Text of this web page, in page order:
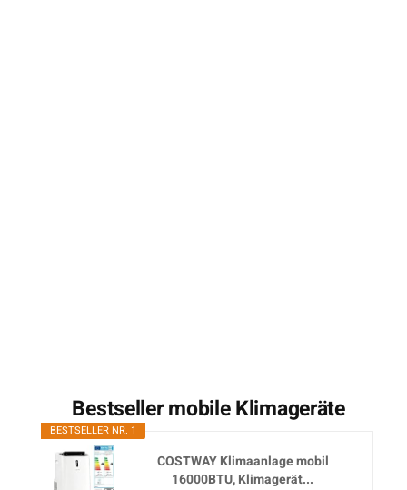
Bestseller mobile Klimageräte
BESTSELLER NR. 1
COSTWAY Klimaanlage mobil
16000BTU, Klimagerät...